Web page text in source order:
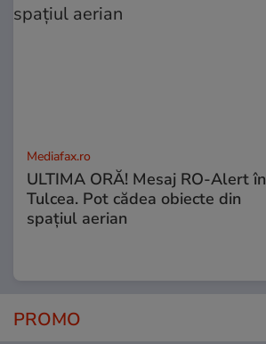
Mediafax.ro
ULTIMA ORĂ! Mesaj RO-Alert în
Tulcea. Pot cădea obiecte din
spațiul aerian
PROMO